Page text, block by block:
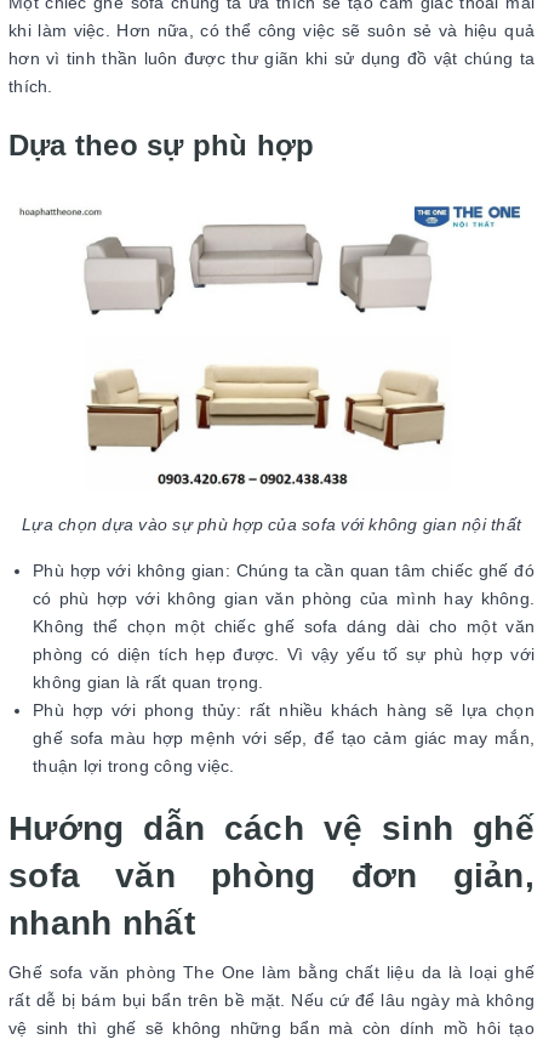
khi làm việc. Hơn nữa, có thể công việc sẽ suôn sẻ và hiệu quả
hơn vì tinh thần luôn được thư giãn khi sử dụng đồ vật chúng ta
thích.
Dựa theo sự phù hợp
Lựa chọn dựa vào sự phù hợp của sofa với không gian nội thất
Phù hợp với không gian: Chúng ta cần quan tâm chiếc ghế đó
có phù hợp với không gian văn phòng của mình hay không.
Không thể chọn một chiếc ghế sofa dáng dài cho một văn
phòng có diện tích hẹp được. Vì vậy yếu tố sự phù hợp với
không gian là rất quan trọng.
Phù hợp với phong thủy: rất nhiều khách hàng sẽ lựa chọn
ghế sofa màu hợp mệnh với sếp, để tạo cảm giác may mắn,
thuận lợi trong công việc.
Hướng dẫn cách vệ sinh ghế
sofa văn phòng đơn giản,
nhanh nhất
Ghế sofa văn phòng The One làm bằng chất liệu da là loại ghế
rất dễ bị bám bụi bẩn trên bề mặt. Nếu cứ để lâu ngày mà không
vệ sinh thì ghế sẽ không những bẩn mà còn dính mồ hôi tạo